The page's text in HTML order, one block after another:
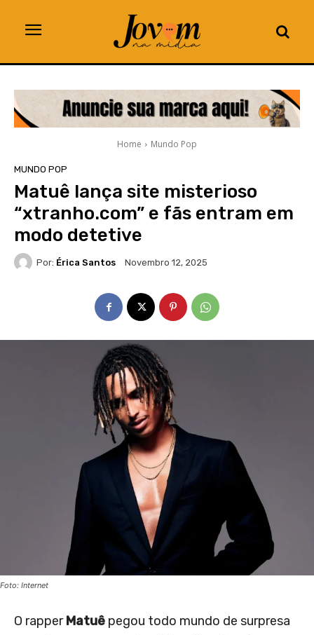
Home Mundo Pop
MUNDO POP
Matuê lança site misterioso
“xtranho.com” e fãs entram em
modo detetive
Por: Érica Santos Novembro 12, 2025
Foto: Internet
O rapperMatuê pegou todo mundo de surpresa